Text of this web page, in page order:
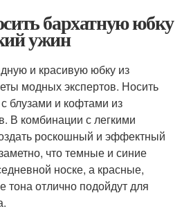
бархатную юбку
ужин
и красивую юбку из
модных экспертов. Носить
блузами и кофтами из
В комбинации с легкими
роскошный и эффектный
что темные и синие
носке, а красные,
отлично подойдут для